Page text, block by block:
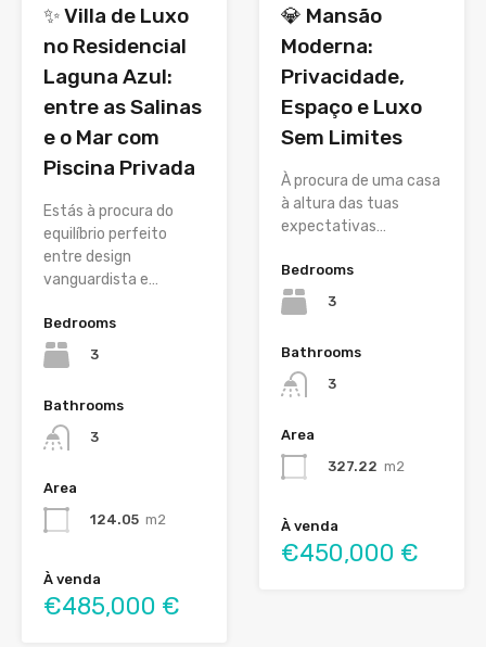
✨ Villa de Luxo
no Residencial
Laguna Azul:
entre as Salinas
e o Mar com
Piscina Privada
Estás à procura do
equilíbrio perfeito
entre design
vanguardista e…
Bedrooms
3
Bathrooms
3
Area
124.05 m2
À venda
€485,000 €
💎 Mansão
Moderna:
Privacidade,
Espaço e Luxo
Sem Limites
À procura de uma casa
à altura das tuas
expectativas…
Bedrooms
3
Bathrooms
3
Area
327.22 m2
À venda
€450,000 €